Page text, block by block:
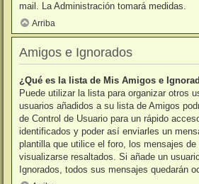
mail. La Administración tomará medidas.
Arriba
Amigos e Ignorados
¿Qué es la lista de Mis Amigos e
Puede utilizar la lista para organizar otros
usuarios añadidos a su lista de Amigos
de Control de Usuario para un rápido
identificados y poder así enviarles un
plantilla que utilice el foro, los mensajes
visualizarse resaltados. Si añade un
Ignorados, todos sus mensajes quedarán